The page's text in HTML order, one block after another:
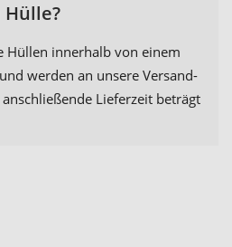
Hüllen innerhalb von einem
werden an unsere Versand-
Lieferzeit beträgt